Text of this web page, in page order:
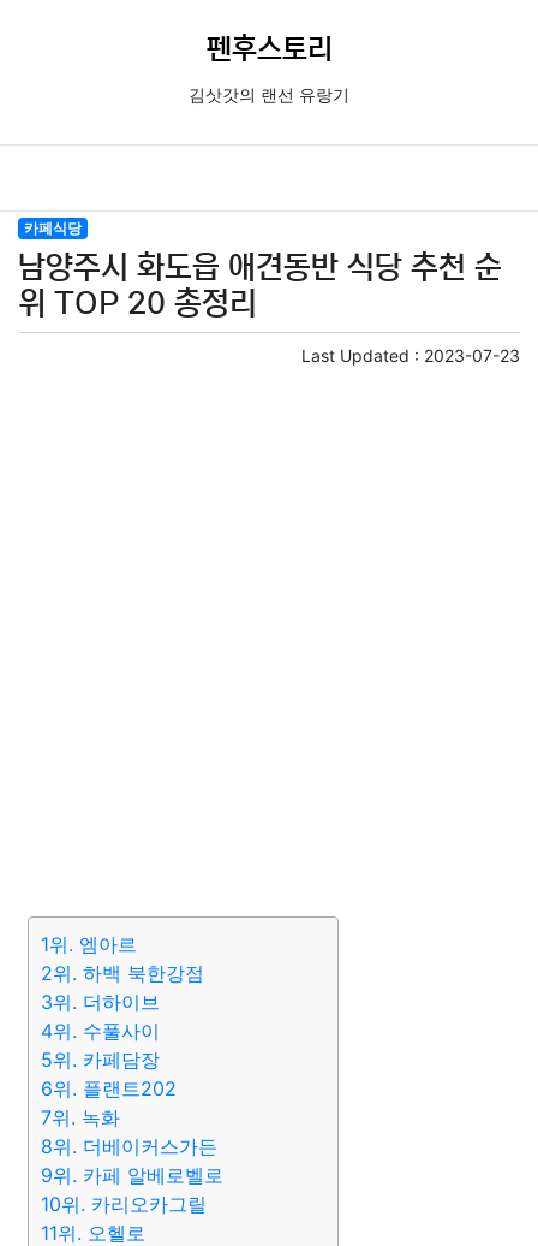
펜후스토리
김삿갓의 랜선 유랑기
카페식당
남양주시 화도읍 애견동반 식당 추천 순
위 TOP 20 총정리
Last Updated : 2023-07-23
1위. 엠아르
2위. 하백 북한강점
3위. 더하이브
4위. 수풀사이
5위. 카페담장
6위. 플랜트202
7위. 녹화
8위. 더베이커스가든
9위. 카페 알베로벨로
10위. 카리오카그릴
11위. 오헬로